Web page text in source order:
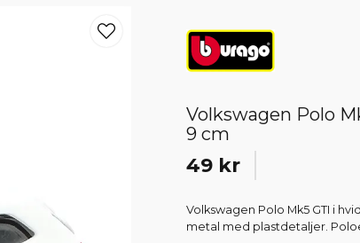
Volkswagen Polo
9 cm
49 kr
Volkswagen Polo Mk5 GTI i
metal med plastdetaljer.